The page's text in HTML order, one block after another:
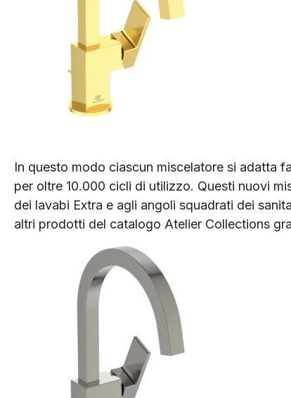
In questo modo ciascun miscelatore si adatta
per oltre 10.000 cicli di utilizzo. Questi nuovi
dei lavabi Extra e agli angoli squadrati dei
altri prodotti del catalogo Atelier Collections